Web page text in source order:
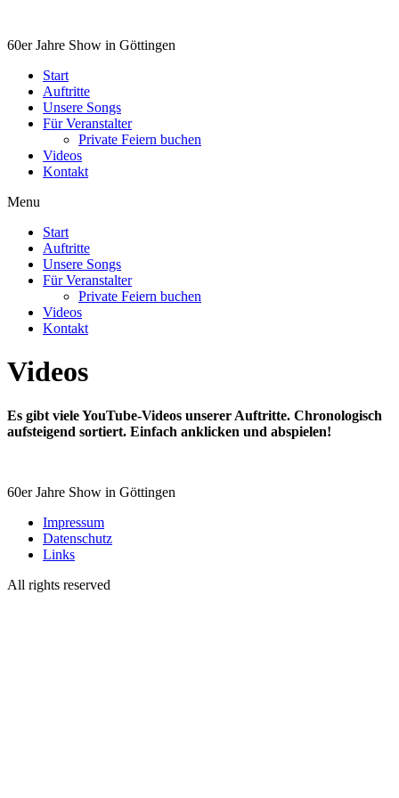
60er Jahre Show in Göttingen
Start
Auftritte
Unsere Songs
Für Veranstalter
Private Feiern buchen
Videos
Kontakt
Menu
Start
Auftritte
Unsere Songs
Für Veranstalter
Private Feiern buchen
Videos
Kontakt
Videos
Es gibt viele YouTube-Videos unserer Auftritte. Chronologisch
aufsteigend sortiert. Einfach anklicken und abspielen!
60er Jahre Show in Göttingen
Impressum
Datenschutz
Links
All rights reserved